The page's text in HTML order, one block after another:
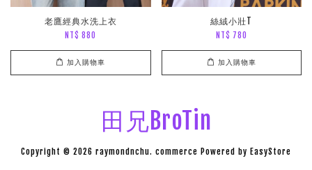
老鷹經典水洗上衣
NT$ 880
加入購物車
絲絨小壯T
NT$ 780
加入購物車
田兄BroTin
Copyright © 2026 raymondnchu. commerce Powered by EasyStore